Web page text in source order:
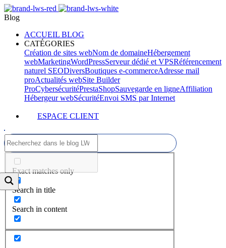
Blog
ACCUEIL BLOG
CATÉGORIES
Création de sites webNom de domaineHébergement
webMarketingWordPressServeur dédié et VPSRéférencement
naturel SEODiversBoutiques e-commerceAdresse mail
proActualités webSite Builder
ProCybersécuritéPrestaShopSauvegarde en ligneAffiliation
Hébergeur webSécuritéEnvoi SMS par Internet
ESPACE CLIENT
Exact matches only
Search in title
Search in content